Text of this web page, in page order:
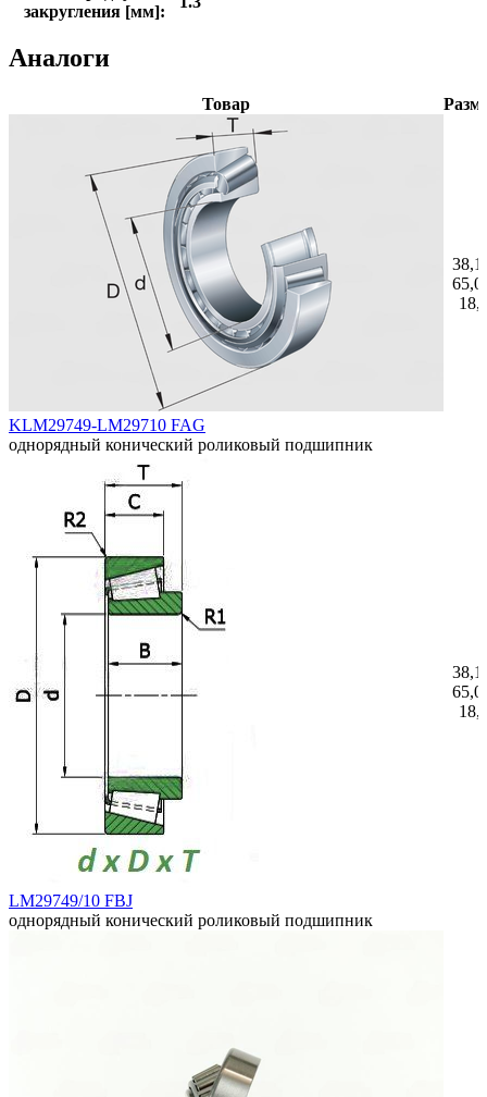
закругления [мм]:
Аналоги
Товар
KLM29749-LM29710 FAG
однорядный конический роликовый подшипник
LM29749/10 FBJ
однорядный конический роликовый подшипник